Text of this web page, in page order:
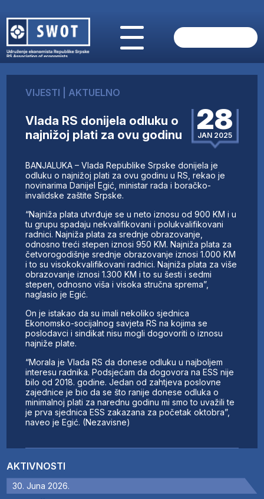
O NAMA
AKTUELNO
ANALIZE
FINANSIJE
IZ STRANIH MEDIJA
AKTIVNOSTI
SWOT INTERVJU
UČLANI SE
KONTAKT
AKTIVNOSTI
30. Juna 2026.
VIJESTI AKTUELNO
Vlada RS donijela odluku o
najnižoj plati za ovu godinu
28
JAN 2025
BANJALUKA – Vlada Republike Srpske donijela je
odluku o najnižoj plati za ovu godinu u RS, rekao je
novinarima Danijel Egić, ministar rada i boračko-
invalidske zaštite Srpske.
“Najniža plata utvrđuje se u neto iznosu od 900 KM i u
tu grupu spadaju nekvalifikovani i polukvalifikovani
radnici. Najniža plata za srednje obrazovanje,
odnosno treći stepen iznosi 950 KM. Najniža plata za
četvorogodišnje srednje obrazovanje iznosi 1.000 KM
i to su visokokvalifikovani radnici. Najniža plata za više
obrazovanje iznosi 1.300 KM i to su šesti i sedmi
stepen, odnosno viša i visoka stručna sprema”,
naglasio je Egić.
On je istakao da su imali nekoliko sjednica
Ekonomsko-socijalnog savjeta RS na kojima se
poslodavci i sindikat nisu mogli dogovoriti o iznosu
najniže plate.
“Morala je Vlada RS da donese odluku u najboljem
interesu radnika. Podsjećam da dogovora na ESS nije
bilo od 2018. godine. Jedan od zahtjeva poslovne
zajednice je bio da se što ranije donese odluka o
minimalnoj plati za narednu godinu mi smo to uvažili te
je prva sjednica ESS zakazana za početak oktobra”,
naveo je Egić. (Nezavisne)